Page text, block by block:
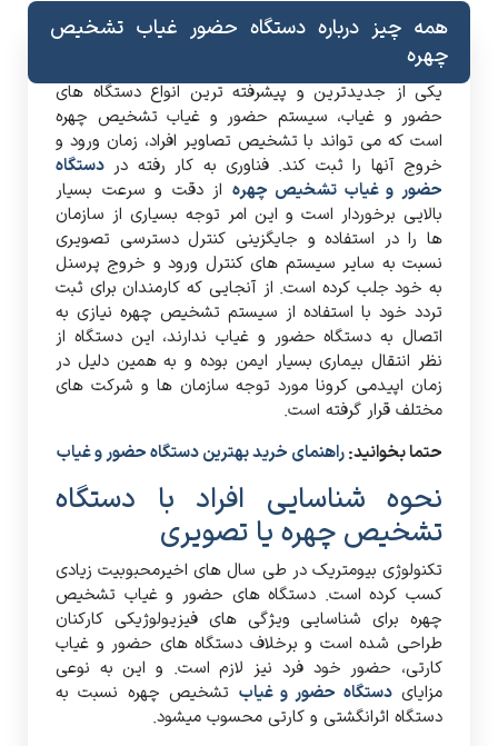
همه چیز درباره دستگاه حضور غیاب تشخیص
چهره
یکی از جدیدترین و پیشرفته ترین انواع دستگاه های
حضور و غیاب، سیستم حضور و غیاب تشخیص چهره
است که می تواند با تشخیص تصاویر افراد، زمان ورود و
خروج آنها را ثبت کند. فناوری به کار رفته در دستگاه
حضور و غیاب تشخیص چهره از دقت و سرعت بسیار
بالایی برخوردار است و این امر توجه بسیاری از سازمان
ها را در استفاده و جایگزینی کنترل دسترسی تصویری
نسبت به سایر سیستم های کنترل ورود و خروج پرسنل
به خود جلب کرده است. از آنجایی که کارمندان برای ثبت
تردد خود با استفاده از سیستم تشخیص چهره نیازی به
اتصال به دستگاه حضور و غیاب ندارند، این دستگاه از
نظر انتقال بیماری بسیار ایمن بوده و به همین دلیل در
زمان اپیدمی کرونا مورد توجه سازمان ها و شرکت های
مختلف قرار گرفته است.
حتما بخوانید:راهنمای خرید بهترین دستگاه حضور و غیاب
نحوه شناسایی افراد با دستگاه
تشخیص چهره یا تصویری
تکنولوژی بیومتریک در طی سال های اخیرمحبوبیت زیادی
کسب کرده است. دستگاه های حضور و غیاب تشخیص
چهره برای شناسایی ویژگی های فیزیولوژیکی کارکنان
طراحی شده است و برخلاف دستگاه های حضور و غیاب
کارتی، حضور خود فرد نیز لازم است. و این به نوعی
مزایایدستگاه حضور و غیاب تشخیص چهره نسبت به
دستگاه اثرانگشتی و کارتی محسوب میشود.